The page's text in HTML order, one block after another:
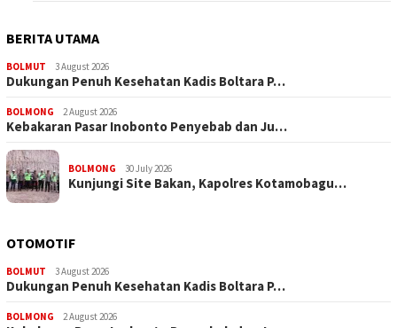
BERITA UTAMA
BOLMUT 3 August 2026
Dukungan Penuh Kesehatan Kadis Boltara P…
BOLMONG 2 August 2026
Kebakaran Pasar Inobonto Penyebab dan Ju…
BOLMONG 30 July 2026
Kunjungi Site Bakan, Kapolres Kotamobagu…
OTOMOTIF
BOLMUT 3 August 2026
Dukungan Penuh Kesehatan Kadis Boltara P…
BOLMONG 2 August 2026